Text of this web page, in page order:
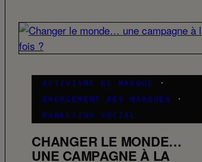
ACTIVISME DE MARQUE
·
ENGAGEMENT DES MARQUES
·
MARKETING SOCIAL
CHANGER LE MONDE…
UNE CAMPAGNE À LA